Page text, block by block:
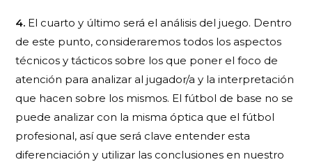
4. El cuarto y último será el análisis del juego. Dentro
de este punto, consideraremos todos los aspectos
técnicos y tácticos sobre los que poner el foco de
atención para analizar al jugador/a y la interpretación
que hacen sobre los mismos. El fútbol de base no se
puede analizar con la misma óptica que el fútbol
profesional, así que será clave entender esta
diferenciación y utilizar las conclusiones en nuestro